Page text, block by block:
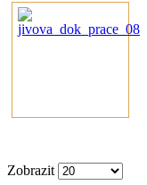
Zobrazit